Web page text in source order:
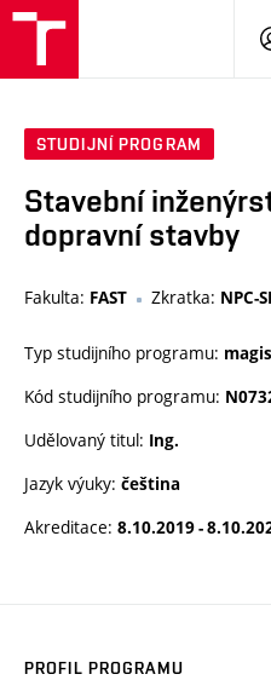
STUDIJNÍ PROGRAM
Stavební
dopravní stavby
Fakulta: FAST Zkratka: NPC-
Typ studijního programu:
Kód studijního programu:
Udělovaný titul: Ing.
Jazyk výuky: čeština
Akreditace: 8.10.2019 -
PROFIL PROGRAMU